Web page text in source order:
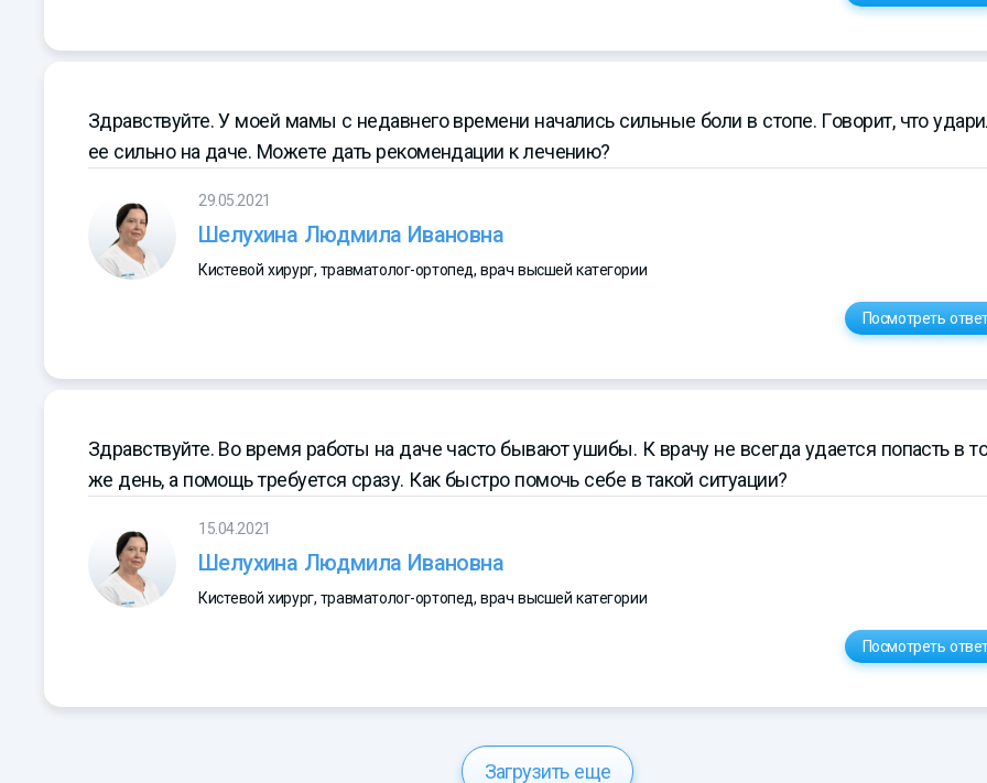
Здравствуйте. У моей мамы с недавнего времени начались сильные боли в стопе. Говорит, что
ее сильно на даче. Можете дать рекомендации к лечению?
29.05.2021
Шелухина Людмила Ивановна
Кистевой хирург, травматолог-ортопед, врач высшей категории
Посмотреть
Здравствуйте. Во время работы на даче часто бывают ушибы. К врачу не всегда удается попасть в
же день, а помощь требуется сразу. Как быстро помочь себе в такой ситуации?
15.04.2021
Шелухина Людмила Ивановна
Кистевой хирург, травматолог-ортопед, врач высшей категории
Посмотреть
Загрузить еще